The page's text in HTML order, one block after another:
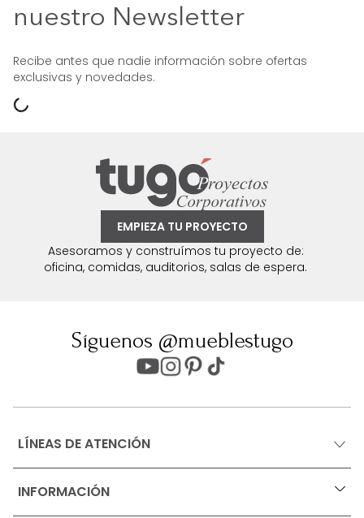
nuestro Newsletter
Recibe antes que nadie información sobre ofertas
exclusivas y novedades.
EMPIEZA TU PROYECTO
Asesoramos y construímos tu proyecto de:
oficina, comidas, auditorios, salas de espera.
Síguenos @mueblestugo
LÍNEAS DE ATENCIÓN
INFORMACIÓN +